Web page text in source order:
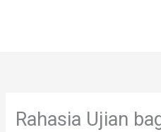
Rahasia Ujian